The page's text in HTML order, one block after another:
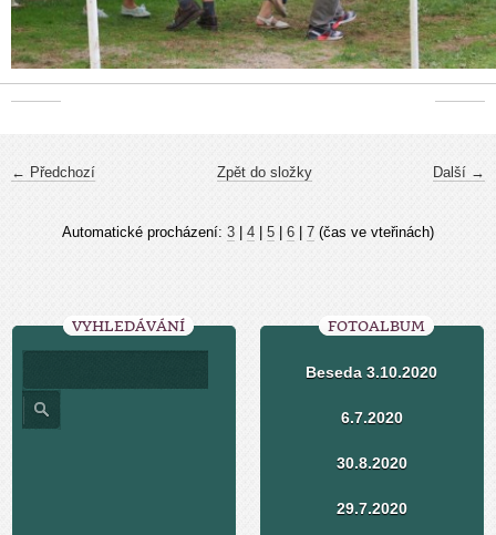
← Předchozí Další →
Zpět do složky
Automatické procházení: 3 4 5 6 7 (čas ve vteřinách)
VYHLEDÁVÁNÍ FOTOALBUM
Beseda 3.10.2020
6.7.2020
30.8.2020
29.7.2020